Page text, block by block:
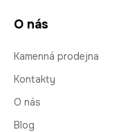
O nás
Kamenná prodejna
Kontakty
O nás
Blog